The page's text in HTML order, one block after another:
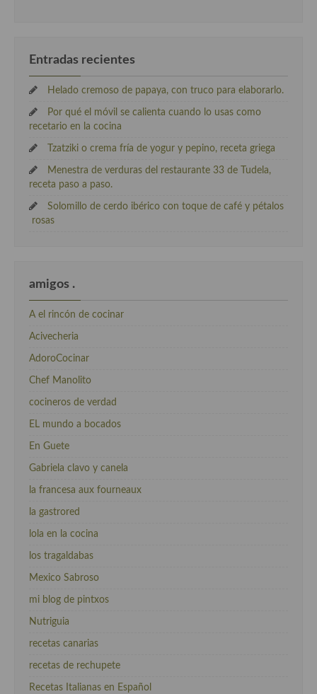
Entradas recientes
Helado cremoso de papaya, con truco para elaborarlo.
Por qué el móvil se calienta cuando lo usas como
recetario en la cocina
Tzatziki o crema fría de yogur y pepino, receta griega
Menestra de verduras del restaurante 33 de Tudela,
receta paso a paso.
Solomillo de cerdo ibérico con toque de café y pétalos
rosas
amigos .
A el rincón de cocinar
Acivecheria
AdoroCocinar
Chef Manolito
cocineros de verdad
EL mundo a bocados
En Guete
Gabriela clavo y canela
la francesa aux fourneaux
la gastrored
lola en la cocina
los tragaldabas
Mexico Sabroso
mi blog de pintxos
Nutriguia
recetas canarias
recetas de rechupete
Recetas Italianas en Español